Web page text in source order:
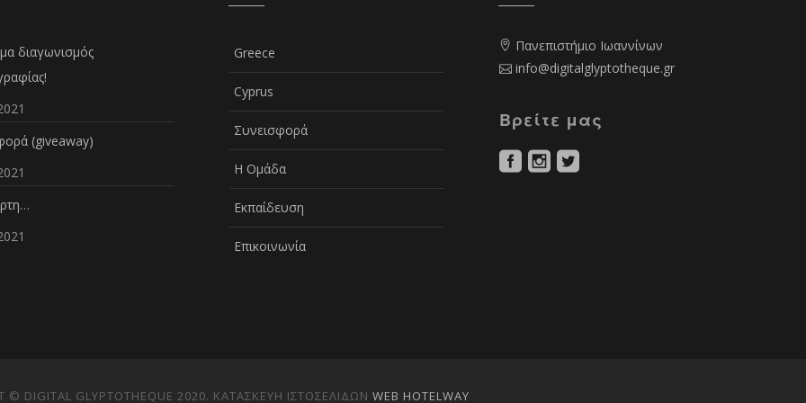
διαγωνισμός
(giveaway)
Greece
Cyprus
Συνεισφορά
Η Ομάδα
Εκπαίδευση
Επικοινωνία
Πανεπιστήμιο Ιωαννίνων
info@digitalglyptotheque.gr
Βρείτε μας
© DIGITAL GLYPTOTHEQUE 2020. ΚΑΤΑΣΚΕΥΗ ΙΣΤΟΣΕΛΙΔΩΝ WEB HOTELWAY